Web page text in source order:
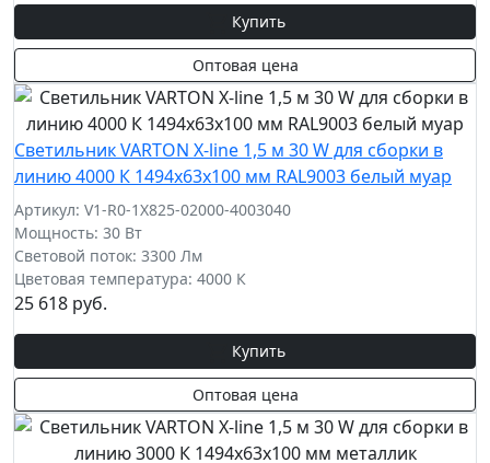
Купить
Оптовая цена
Cветильник VARTON X-line 1,5 м 30 W для сборки в
линию 4000 К 1494x63x100 мм RAL9003 белый муар
Артикул: V1-R0-1X825-02000-4003040
Мощность: 30 Вт
Световой поток: 3300 Лм
Цветовая температура: 4000 К
25 618 руб.
Купить
Оптовая цена